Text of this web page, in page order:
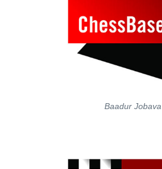
Baadur Jobava